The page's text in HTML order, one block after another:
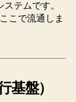
テムです。
こで流通しま
基盤）